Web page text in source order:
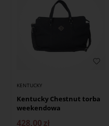
KENTUCKY
Kentucky Chestnut torba
weekendowa
428,00 zł